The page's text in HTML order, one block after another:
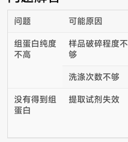
问题 可能原因
组蛋白纯度
不高
样品破碎程度不
够
洗涤次数不够
没有得到组
蛋白
提取试剂失效